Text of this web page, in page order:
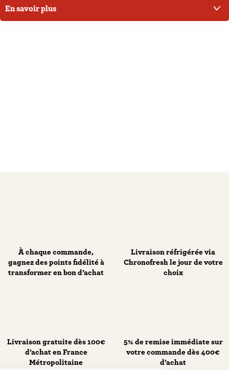
En savoir plus
À chaque commande,
gagnez des points fidélité à
transformer en bon d’achat
Livraison réfrigérée via
Chronofresh le jour de votre
choix
Livraison gratuite dès 100€
d’achat en France
Métropolitaine
5% de remise immédiate sur
votre commande dès 400€
d’achat